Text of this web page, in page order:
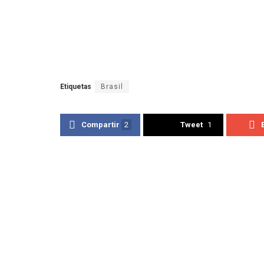
Etiquetas Brasil
Compartir 2 Tweet 1